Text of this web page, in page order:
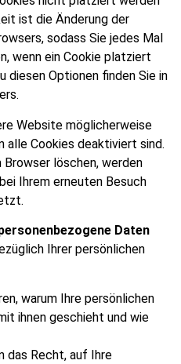
ist die Änderung der
sodass Sie jedes Mal
wenn ein Cookie platziert
diesen Optionen finden Sie in
Website möglicherweise
Cookies deaktiviert sind.
Browser löschen, werden
Ihrem erneuten Besuch
Daten
Ihrer persönlichen
warum Ihre persönlichen
ihnen geschieht und wie
das Recht, auf Ihre